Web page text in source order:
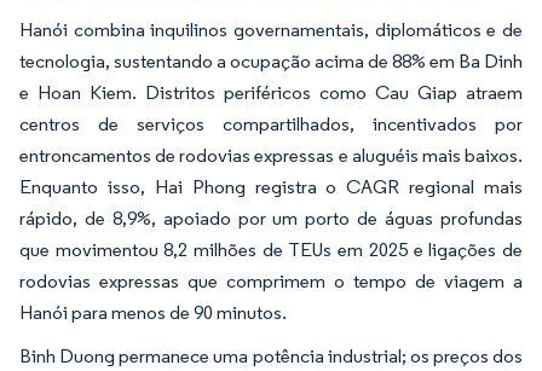
Hanói combina inquilinos governamentais, diplomáticos e de
tecnologia, sustentando a ocupação acima de 88% em Ba Dinh
e Hoan Kiem. Distritos periféricos como Cau Giap atraem
centros de serviços compartilhados, incentivados por
entroncamentos de rodovias expressas e aluguéis mais baixos.
Enquanto isso, Hai Phong registra o CAGR regional mais
rápido, de 8,9%, apoiado por um porto de águas profundas
que movimentou 8,2 milhões de TEUs em 2025 e ligações de
rodovias expressas que comprimem o tempo de viagem a
Hanói para menos de 90 minutos.
Binh Duong permanece uma potência industrial; os preços dos